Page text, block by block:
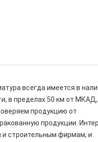
всегда имеется в
в пределах 50 км от
продукцию от
продукции.
и строительным фирмам, и